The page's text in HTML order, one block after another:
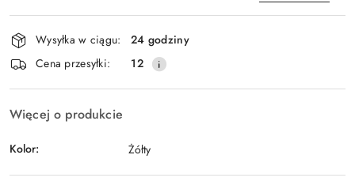
Wyślij
Dostępność
i
dostawa
Wysyłka w ciągu:
24 godziny
Cena przesyłki:
12
Więcej o produkcie
Kolor: Żółty